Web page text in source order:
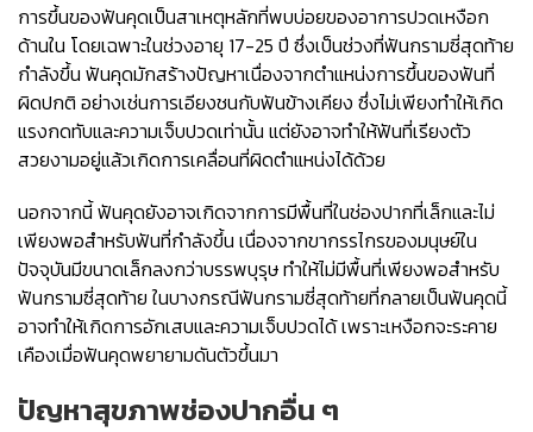
การขึ้นของฟันคุดเป็นสาเหตุหลักที่พบบ่อยของอาการปวดเหงือก
ด้านใน โดยเฉพาะในช่วงอายุ 17-25 ปี ซึ่งเป็นช่วงที่ฟันกรามซี่สุดท้าย
กำลังขึ้น ฟันคุดมักสร้างปัญหาเนื่องจากตำแหน่งการขึ้นของฟันที่
ผิดปกติ อย่างเช่นการเอียงชนกับฟันข้างเคียง ซึ่งไม่เพียงทำให้เกิด
แรงกดทับและความเจ็บปวดเท่านั้น แต่ยังอาจทำให้ฟันที่เรียงตัว
สวยงามอยู่แล้วเกิดการเคลื่อนที่ผิดตำแหน่งได้ด้วย
นอกจากนี้ ฟันคุดยังอาจเกิดจากการมีพื้นที่ในช่องปากที่เล็กและไม่
เพียงพอสำหรับฟันที่กำลังขึ้น เนื่องจากขากรรไกรของมนุษย์ใน
ปัจจุบันมีขนาดเล็กลงกว่าบรรพบุรุษ ทำให้ไม่มีพื้นที่เพียงพอสำหรับ
ฟันกรามซี่สุดท้าย ในบางกรณีฟันกรามซี่สุดท้ายที่กลายเป็นฟันคุดนี้
อาจทำให้เกิดการอักเสบและความเจ็บปวดได้ เพราะเหงือกจะระคาย
เคืองเมื่อฟันคุดพยายามดันตัวขึ้นมา
ปัญหาสุขภาพช่องปากอื่น ๆ